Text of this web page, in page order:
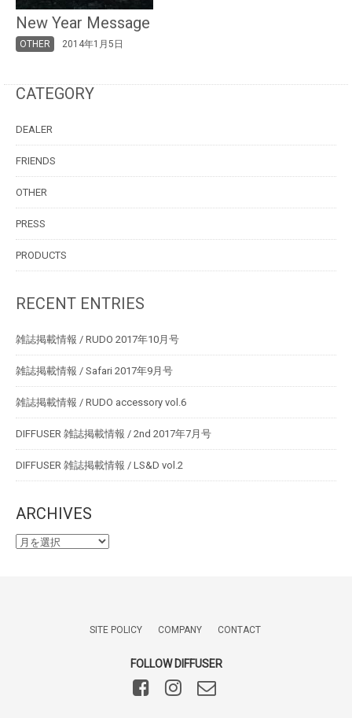
New Year Message
OTHER 2014年1月5日
CATEGORY
DEALER
FRIENDS
OTHER
PRESS
PRODUCTS
RECENT ENTRIES
雑誌掲載情報 / RUDO 2017年10月号
雑誌掲載情報 / Safari 2017年9月号
雑誌掲載情報 / RUDO accessory vol.6
DIFFUSER 雑誌掲載情報 / 2nd 2017年7月号
DIFFUSER 雑誌掲載情報 / LS&D vol.2
ARCHIVES
SITE POLICY COMPANY CONTACT
FOLLOW DIFFUSER